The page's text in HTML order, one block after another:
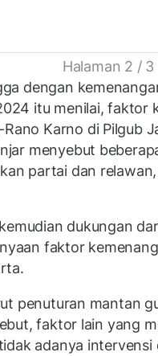
Halaman 2 / 3
dengan
itu menilai, faktor
Karno di Pilgub
menyebut
partai dan
dukungan
faktor
penuturan mantan
faktor lain yang
adanya intervensi